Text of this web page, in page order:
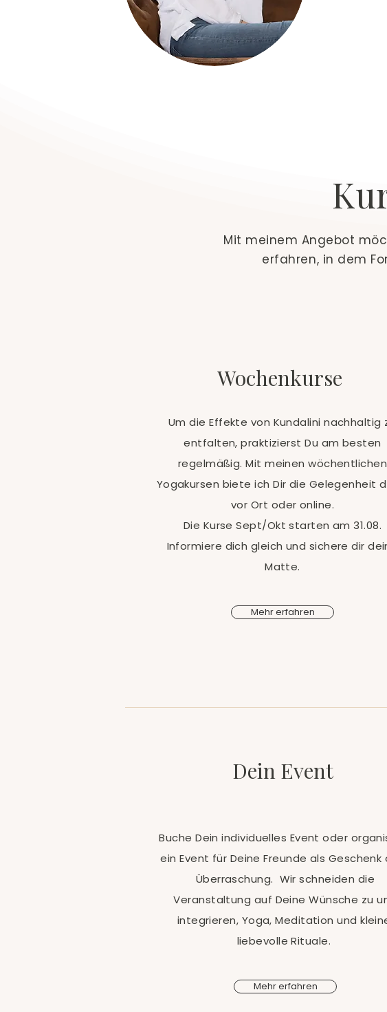
Mit meinem Angebot
erfahren, in dem
Wochenkurse
Um die Effekte von Kundalini nachhaltig
entfalten, praktizierst Du am besten
regelmäßig. Mit meinen wöchentlichen
Yogakursen biete ich Dir die Gelegenheit
vor Ort oder online.
Die Kurse Sept/Okt starten am 31.08.
Informiere dich gleich und sichere dir
Matte.
Mehr erfahren
Dein Event
Buche Dein individuelles Event oder
ein Event für Deine Freunde als Geschenk
Überraschung. Wir schneiden die
Veranstaltung auf Deine Wünsche zu
integrieren, Yoga, Meditation und
liebevolle Rituale.
Mehr erfahren